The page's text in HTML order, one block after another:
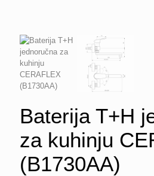
Baterija T+H
za kuhinju
(B1730AA)